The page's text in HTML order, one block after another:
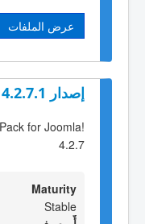
عرض الملفات
إصدار 4.2.7.1
for Joomla!
4.2.7
Maturity
Stable